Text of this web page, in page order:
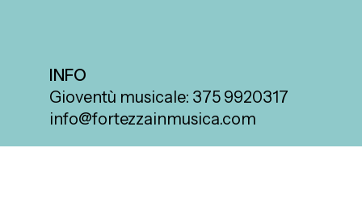
INFO
Gioventù musicale: 375 9920317
info@fortezzainmusica.com